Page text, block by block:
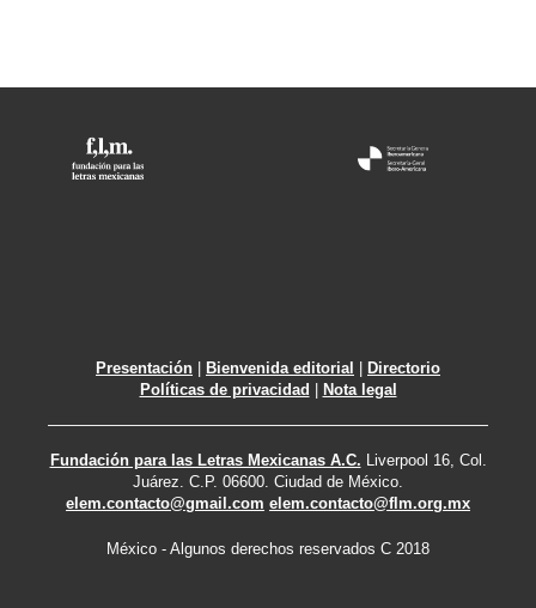
Presentación Bienvenida editorial
Directorio
Políticas de privacidad
Nota legal
Fundación para las Letras Mexicanas A.C. Liverpool 16, Col.
Juárez. C.P. 06600. Ciudad de México.
elem.contacto@gmail.com elem.contacto@flm.org.mx
México - Algunos derechos reservados C 2018